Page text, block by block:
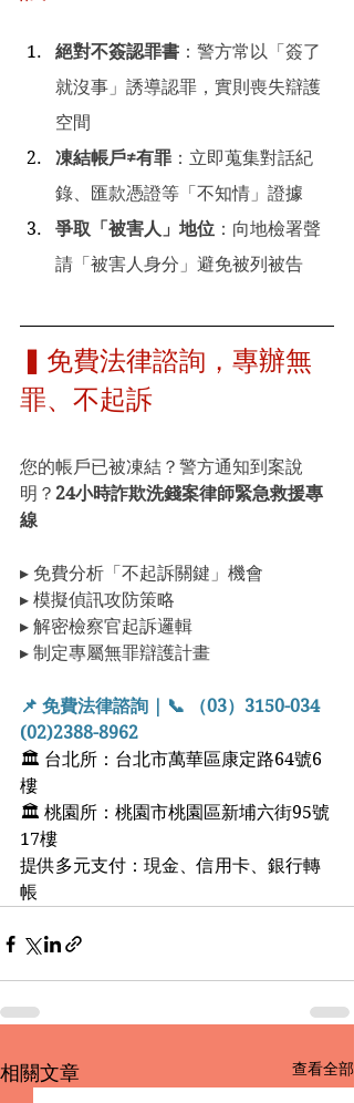
絕對不簽認罪書 ：警方常以「簽了
就沒事」誘導認罪，實則喪失辯護
空間
凍結帳戶≠有罪 ：立即蒐集對話紀
錄、匯款憑證等「不知情」證據
爭取「被害人」地位 ：向地檢署聲
請「被害人身分」避免被列被告
▍免費法律諮詢，專辦無
罪、不起訴
您的帳戶已被凍結？警方通知到案說
明？ 24小時詐欺洗錢案律師緊急救援專
線
▸ 免費分析「不起訴關鍵」機會
▸ 模擬偵訊攻防策略
▸ 解密檢察官起訴邏輯
▸ 制定專屬無罪辯護計畫
📌 免費法律諮詢 | 📞 （03）3150-034
(02)2388-8962
🏛 台北所：台北市萬華區康定路64號6
樓
🏛 桃園所：桃園市桃園區新埔六街95號
17樓
提供多元支付：現金、信用卡、銀行轉
帳
相關文章 查看全部